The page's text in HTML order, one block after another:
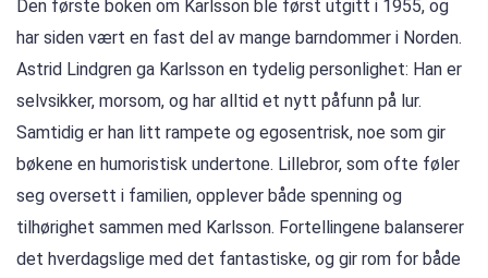
Den første boken om Karlsson ble først utgitt i 1955, og
har siden vært en fast del av mange barndommer i Norden.
Astrid Lindgren ga Karlsson en tydelig personlighet: Han er
selvsikker, morsom, og har alltid et nytt påfunn på lur.
Samtidig er han litt rampete og egosentrisk, noe som gir
bøkene en humoristisk undertone. Lillebror, som ofte føler
seg oversett i familien, opplever både spenning og
tilhørighet sammen med Karlsson. Fortellingene balanserer
det hverdagslige med det fantastiske, og gir rom for både